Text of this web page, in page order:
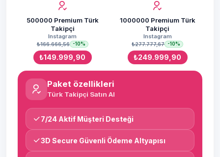
500000 Premium Türk
Takipçi
Instagram
₺166.666,56
-10%
₺149.999,90
1000000 Premium Türk
Takipçi
Instagram
₺277.777,67 -10%
₺249.999,90
Paket özellikleri
Türk Takipçi Satın Al
7/24 Aktif Müşteri Desteği
3D Secure Güvenli Ödeme Altyapısı